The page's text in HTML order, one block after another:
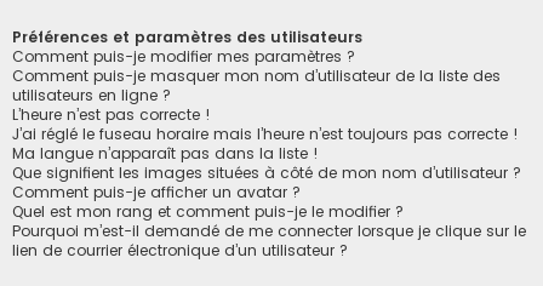
Préférences et paramètres des utilisateurs
Comment puis-je modifier mes paramètres ?
Comment puis-je masquer mon nom d’utilisateur de la liste des
utilisateurs en ligne ?
L’heure n’est pas correcte !
J’ai réglé le fuseau horaire mais l’heure n’est toujours pas correcte !
Ma langue n’apparaît pas dans la liste !
Que signifient les images situées à côté de mon nom d’utilisateur ?
Comment puis-je afficher un avatar ?
Quel est mon rang et comment puis-je le modifier ?
Pourquoi m’est-il demandé de me connecter lorsque je clique sur le
lien de courrier électronique d’un utilisateur ?